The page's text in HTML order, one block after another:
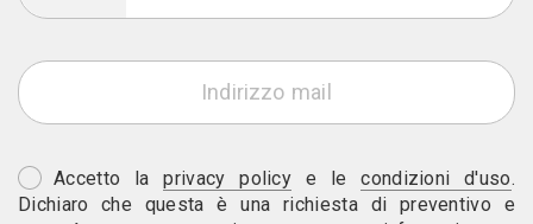
Accetto laprivacy policy e lecondizioni d'uso.
Dichiaro che questa è una richiesta di preventivo e